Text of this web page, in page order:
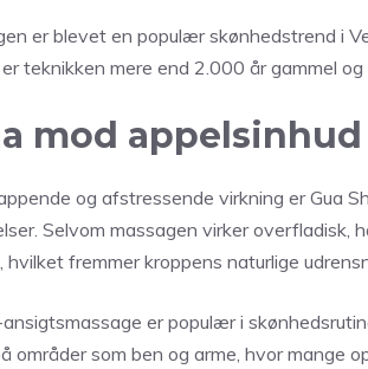
er blevet en populær skønhedstrend i
teknikken mere end 2.000 år gammel
mod
og afstressende virkning er Gua
Selvom massagen virker overfladisk,
fremmer kroppens naturlige
er populær i
områder som ben og arme, hvor mange